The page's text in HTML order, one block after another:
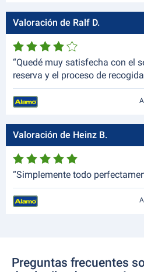
Valoración de Ralf D.
“Quedé muy satisfecha con el
reserva y el proceso de
Valoración de Heinz B.
“Simplemente todo
Preguntas frecuentes